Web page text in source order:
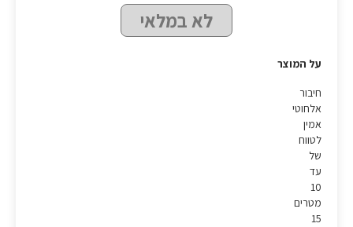
לא במלאי
על המוצר
חיבור
אלחוטי
אמין
לטווח
של
עד
10
מטרים
15